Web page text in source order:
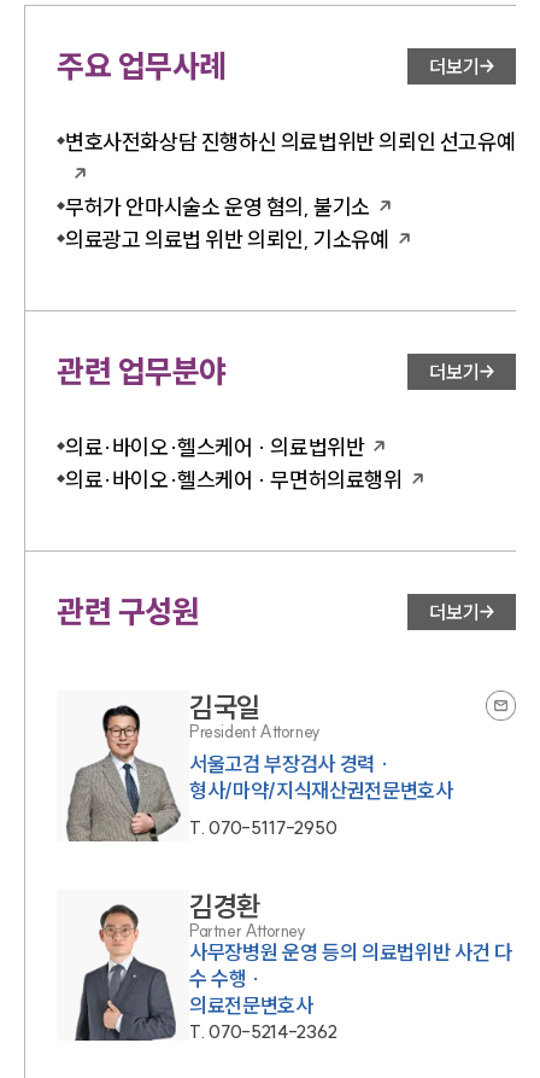
주요 업무사례 더보기
변호사전화상담 진행하신 의료법위반 의뢰인 선고유예
무허가 안마시술소 운영 혐의, 불기소
의료광고 의료법 위반 의뢰인, 기소유예
관련 업무분야 더보기
의료·바이오·헬스케어 · 의료법위반
의료·바이오·헬스케어 · 무면허의료행위
관련 구성원 더보기
김국일
President Attorney
서울고검 부장검사 경력 ·
형사/마약/지식재산권전문변호사
T.070-5117-2950
김경환
Partner Attorney
사무장병원 운영 등의 의료법위반 사건 다
수 수행 ·
의료전문변호사
T.070-5214-2362